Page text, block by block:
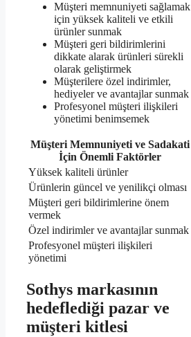
Müşteri memnuniyeti sağlamak
için yüksek kaliteli ve etkili
ürünler sunmak
Müşteri geri bildirimlerini
dikkate alarak ürünleri sürekli
olarak geliştirmek
Müşterilere özel indirimler,
hediyeler ve avantajlar sunmak
Profesyonel müşteri ilişkileri
yönetimi benimsemek
Müşteri Memnuniyeti ve Sadakati
İçin Önemli Faktörler
Yüksek kaliteli ürünler
Ürünlerin güncel ve yenilikçi olması
Müşteri geri bildirimlerine önem
vermek
Özel indirimler ve avantajlar sunmak
Profesyonel müşteri ilişkileri
yönetimi
Sothys markasının
hedeflediği pazar ve
müşteri kitlesi